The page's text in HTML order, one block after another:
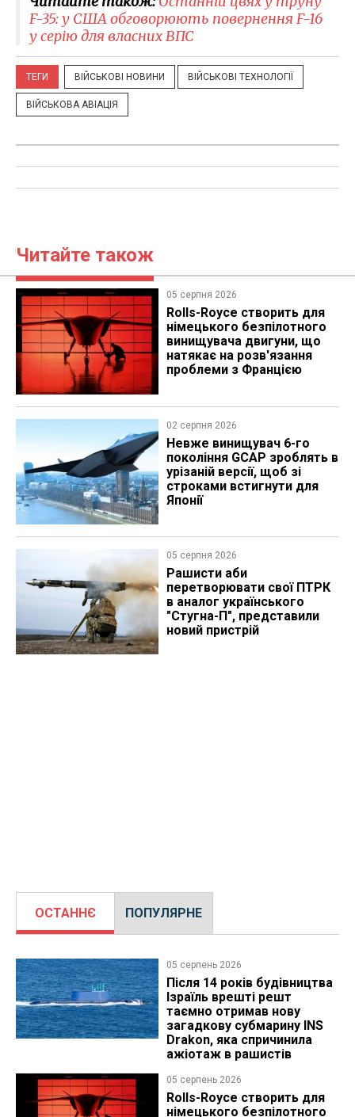
F-35: у США обговорюють повернення F-16
у серію для власних ВПС
ТЕГИ ВІЙСЬКОВІ НОВИНИ ВІЙСЬКОВІ ТЕХНОЛОГІЇ
ВІЙСЬКОВА АВІАЦІЯ
Читайте також
05 серпня 2026
Rolls-Royce створить для
німецького безпілотного
винищувача двигуни, що
натякає на розв'язання
проблеми з Францією
02 серпня 2026
Невже винищувач 6-го
покоління GCAP зроблять в
урізаній версії, щоб зі
строками встигнути для
Японії
05 серпня 2026
Рашисти аби
перетворювати свої ПТРК
в аналог українського
"Стугна-П", представили
новий пристрій
ОСТАННЄ ПОПУЛЯРНЕ
05 серпень 2026
Після 14 років будівництва
Ізраїль врешті решт
таємно отримав нову
загадкову субмарину INS
Drakon, яка спричинила
ажіотаж в рашистів
05 серпень 2026
Rolls-Royce створить для
німецького безпілотного